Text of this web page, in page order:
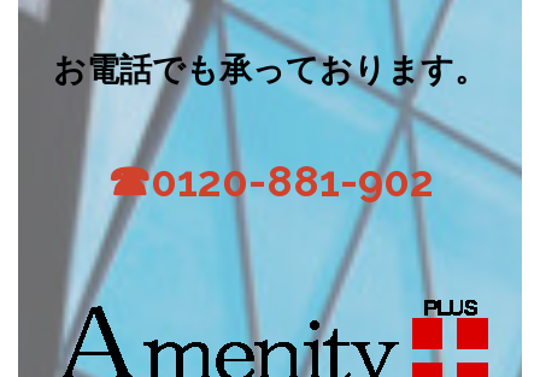
お電話でも承っております。
☎0120-881-902